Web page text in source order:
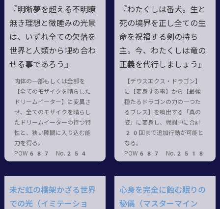
『明晰夢を超える不明瞭
無き理想と微睡みの光景
は、いずれ全ての欠落を
世界と人類から埋め合わ
せる事であろう』
肉体の一部もしくは全部を
【全てのモザイクを晴らした
ドリームイーター】に変異さ
せ、全てのモザイクを晴らし
たドリームイーターの持つ特
性と、狭い隙間に入り込む能
力を得る。
POW687 No.254
『わたくしは番犬。生と
死の境界を正し全ての生
命を祝福する剣の持ち
主。今、わたくしは竜の
正義を代行しましょう』
【デウスエクス・ドラゴン】
に【変身する事】から【最強
種たるドラゴンの力の一つた
るブレス】を噴出する「真の
姿」に変身し、戦闘中に合計
20回まで追加行動が可能と
なる。
POW687 No.2518
未だ虹の橋架かざる世界
での光（イミテーショ
心身を完全に蝕む眠りの
秘儀（マスターマイン